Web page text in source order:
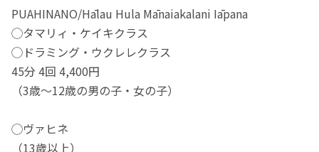
PUAHINANO/Hālau Hula Mānaiakalani Iāpana
◯タマリィ・ケイキクラス
◯ドラミング・ウクレレクラス
45分 4回 4,400円
（3歳〜12歳の男の子・女の子）
◯ヴァヒネ
（13歳以上）